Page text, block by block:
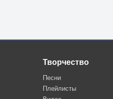
Творчество
Песни
Плейлисты